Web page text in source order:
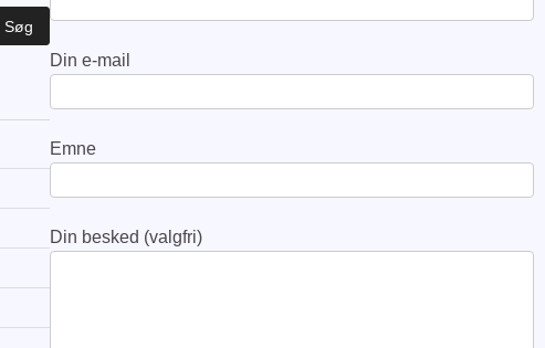
Din e-mail
Emne
Din besked (valgfri)